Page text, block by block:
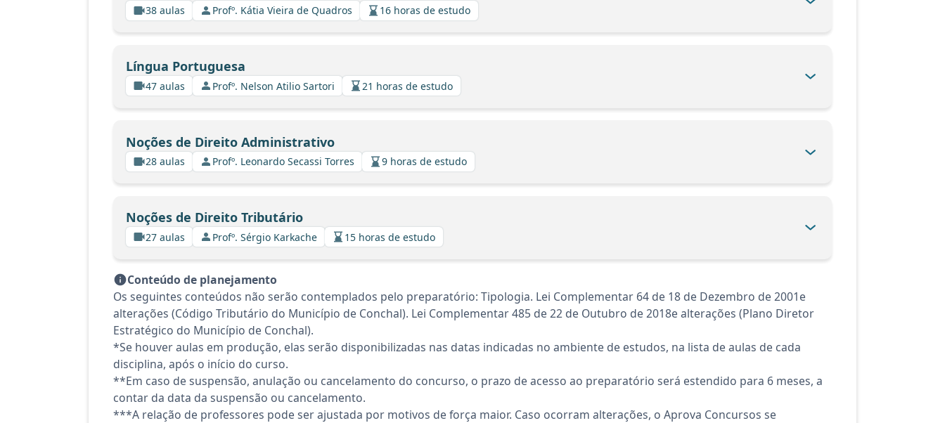
38 aulas Profº. Kátia Vieira de Quadros 16 horas de estudo
Língua Portuguesa
47 aulas Profº. Nelson Atilio Sartori 21 horas de estudo
Noções de Direito Administrativo
28 aulas Profº. Leonardo Secassi Torres 9 horas de estudo
Noções de Direito Tributário
27 aulas Profº. Sérgio Karkache 15 horas de estudo
Conteúdo de planejamento
Os seguintes conteúdos não serão contemplados pelo preparatório: Tipologia. Lei Complementar 64 de 18 de Dezembro de 2001e
alterações (Código Tributário do Município de Conchal). Lei Complementar 485 de 22 de Outubro de 2018e alterações (Plano Diretor
Estratégico do Município de Conchal).
*Se houver aulas em produção, elas serão disponibilizadas nas datas indicadas no ambiente de estudos, na lista de aulas de cada
disciplina, após o início do curso.
**Em caso de suspensão, anulação ou cancelamento do concurso, o prazo de acesso ao preparatório será estendido para 6 meses, a
contar da data da suspensão ou cancelamento.
***A relação de professores pode ser ajustada por motivos de força maior. Caso ocorram alterações, o Aprova Concursos se